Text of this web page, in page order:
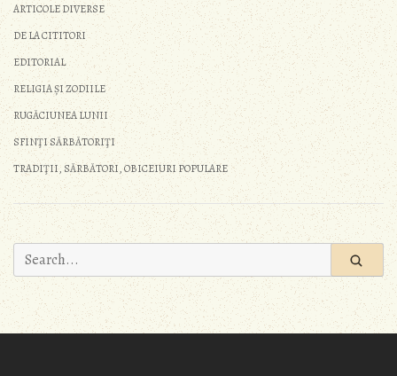
ARTICOLE DIVERSE
DE LA CITITORI
EDITORIAL
RELIGIA ȘI ZODIILE
RUGĂCIUNEA LUNII
SFINŢI SĂRBĂTORIŢI
TRADIŢII, SĂRBĂTORI, OBICEIURI POPULARE
Search
for: